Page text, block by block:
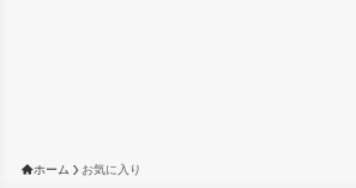
ホーム お気に入り